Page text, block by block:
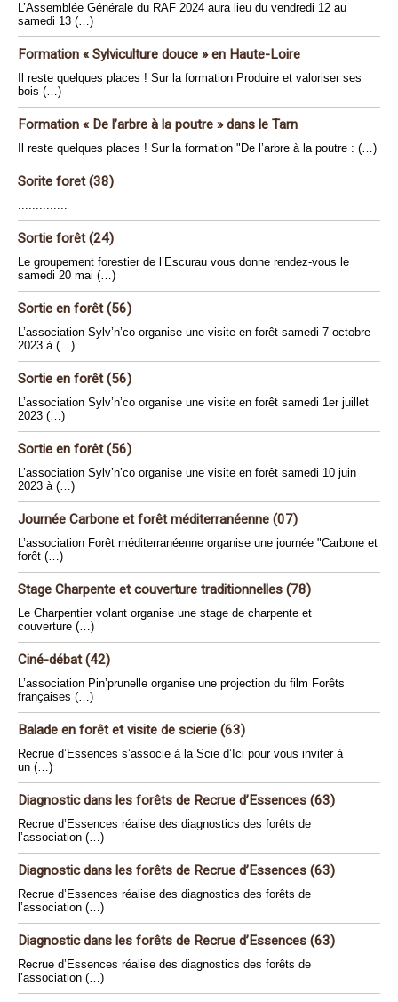
L’Assemblée Générale du RAF 2024 aura lieu du vendredi 12 au
samedi 13 (…)
Formation « Sylviculture douce » en Haute-Loire
Il reste quelques places ! Sur la formation Produire et valoriser ses
bois (…)
Formation « De l’arbre à la poutre » dans le Tarn
Il reste quelques places ! Sur la formation "De l’arbre à la poutre : (…)
Sorite foret (38)
..............
Sortie forêt (24)
Le groupement forestier de l’Escurau vous donne rendez-vous le
samedi 20 mai (…)
Sortie en forêt (56)
L’association Sylv’n’co organise une visite en forêt samedi 7 octobre
2023 à (…)
Sortie en forêt (56)
L’association Sylv’n’co organise une visite en forêt samedi 1er juillet
2023 (…)
Sortie en forêt (56)
L’association Sylv’n’co organise une visite en forêt samedi 10 juin
2023 à (…)
Journée Carbone et forêt méditerranéenne (07)
L’association Forêt méditerranéenne organise une journée "Carbone et
forêt (…)
Stage Charpente et couverture traditionnelles (78)
Le Charpentier volant organise une stage de charpente et
couverture (…)
Ciné-débat (42)
L’association Pin’prunelle organise une projection du film Forêts
françaises (…)
Balade en forêt et visite de scierie (63)
Recrue d’Essences s’associe à la Scie d’Ici pour vous inviter à
un (…)
Diagnostic dans les forêts de Recrue d’Essences (63)
Recrue d’Essences réalise des diagnostics des forêts de
l’association (…)
Diagnostic dans les forêts de Recrue d’Essences (63)
Recrue d’Essences réalise des diagnostics des forêts de
l’association (…)
Diagnostic dans les forêts de Recrue d’Essences (63)
Recrue d’Essences réalise des diagnostics des forêts de
l’association (…)